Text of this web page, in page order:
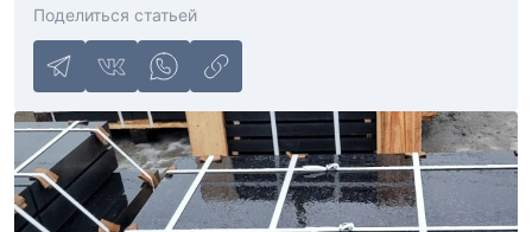
Плиты мощения
Брусчатка
Бордюры
Заготовки под памятники
Памятники
Стандартные
Горизонтальные
Резные
Эксклюзив
Европейская школа
Контакты
Доставка и оплата
Вопросы и ответы
Поделиться статьей